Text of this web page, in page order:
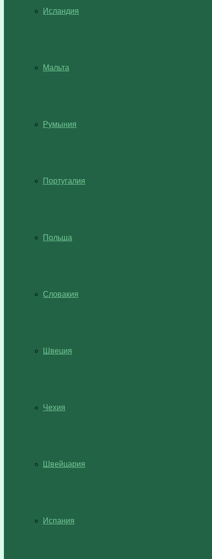
Исландия
Мальта
Румыния
Португалия
Польша
Словакия
Швеция
Чехия
Швейцария
Испания